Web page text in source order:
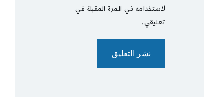
لاستخدامه في المرة المقبلة في
تعليقي.